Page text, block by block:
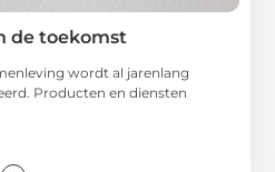
de toekomst
wordt al jarenlang
Producten en diensten